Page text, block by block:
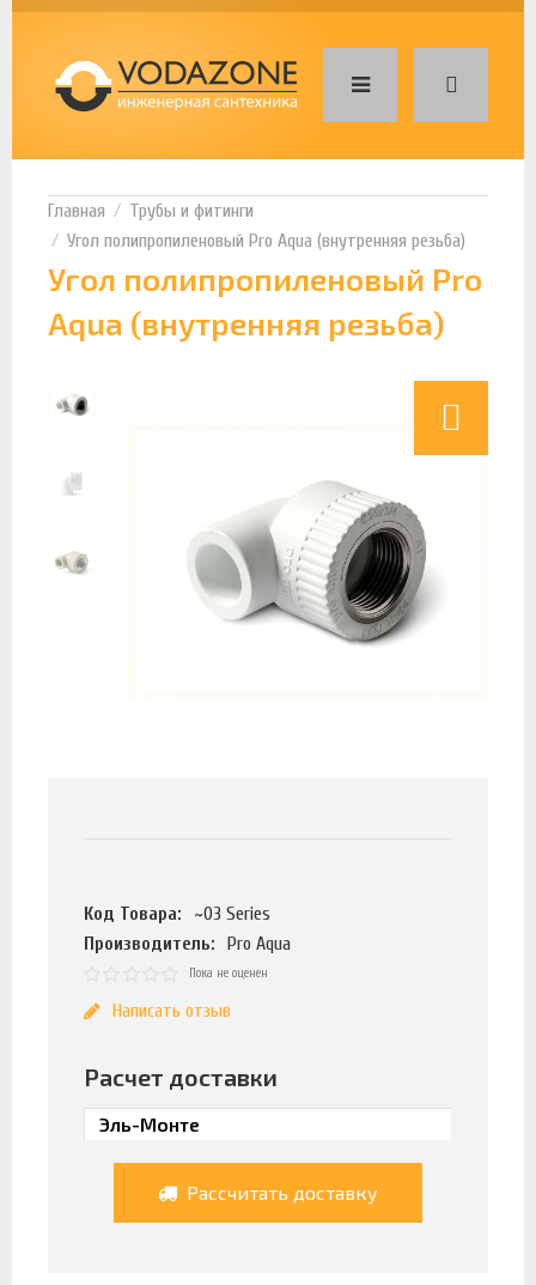
Трубы и фитинги
Угол полипропиленовый Pro Aqua (внутренняя резьба)
Угол полипропиленовый Pro
Aqua (внутренняя резьба)
Код Товара:
~03 Series
Производитель:
Pro Aqua
Пока не оценен
Написать отзыв
Расчет доставки
Рассчитать доставку